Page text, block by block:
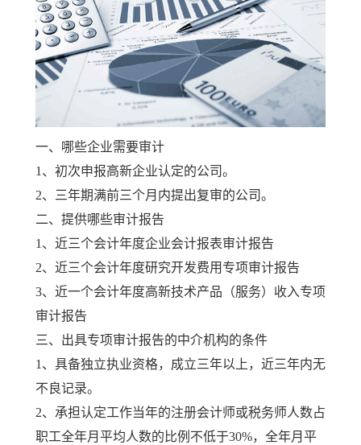
一、哪些企业需要审计
1、初次申报高新企业认定的公司。
2、三年期满前三个月内提出复审的公司。
二、提供哪些审计报告
1、近三个会计年度企业会计报表审计报告
2、近三个会计年度研究开发费用专项审计报告
3、近一个会计年度高新技术产品（服务）收入专项
审计报告
三、出具专项审计报告的中介机构的条件
1、具备独立执业资格，成立三年以上，近三年内无
不良记录。
2、承担认定工作当年的注册会计师或税务师人数占
职工全年月平均人数的比例不低于30%，全年月平